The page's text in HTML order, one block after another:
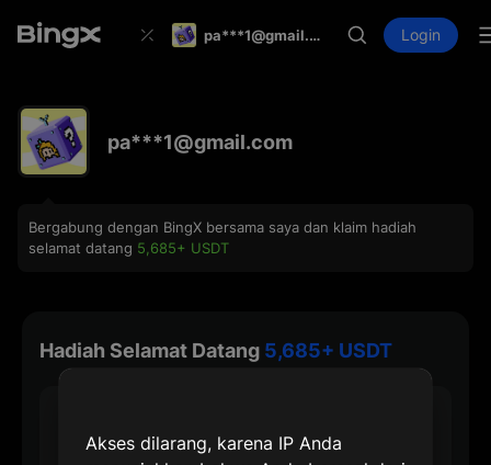
pa***1@gmail.com Login
pa***1@gmail.com
Bergabung dengan BingX bersama saya dan klaim hadiah
selamat datang 5,685+ USDT
Hadiah Selamat Datang 5,685+ USDT
Hadiah Pendaftaran Maks
Akses dilarang, karena IP Anda